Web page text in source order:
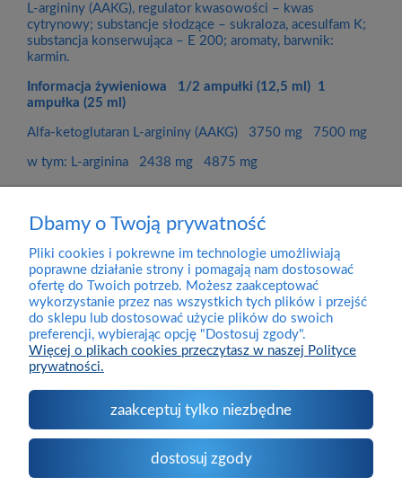
L-argininy (AAKG), regulator kwasowości – kwas
cytrynowy; substancje słodzące – sukraloza, acesulfam K;
substancja konserwująca – E 200; aromaty, barwnik:
karmin.
Informacja żywieniowa 1/2 ampułki (12,5 ml) 1
ampułka (25 ml)
Alfa-ketoglutaran L-argininy (AAKG) 3750 mg 7500 mg
w tym: L-arginina 2438 mg 4875 mg
Dostawa
Pomoc
O firmie
Dbamy o Twoją prywatność
Pliki cookies i pokrewne im technologie umożliwiają
poprawne działanie strony i pomagają nam dostosować
ofertę do Twoich potrzeb. Możesz zaakceptować
wykorzystanie przez nas wszystkich tych plików i przejść
do sklepu lub dostosować użycie plików do swoich
preferencji, wybierając opcję "Dostosuj zgody".
Więcej o plikach cookies przeczytasz w naszej Polityce
prywatności.
zaakceptuj tylko niezbędne
dostosuj zgody